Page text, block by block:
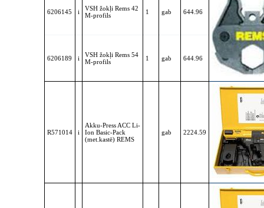
6206145 i
VSH žokļi Rems 42
M-profils
1 gab 644.96
6206189 i
VSH žokļi Rems 54
M-profils
1 gab 644.96
R571014 i
Akku-Press ACC Li-
Ion Basic-Pack
(met.kastē) REMS
gab 2224.59